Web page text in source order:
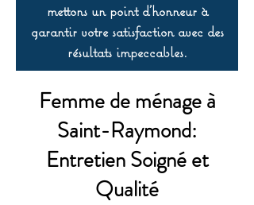
mettons un point d’honneur à
garantir votre satisfaction avec des
résultats impeccables.
Femme de ménage à
Saint-Raymond:
Entretien Soigné et
Qualité